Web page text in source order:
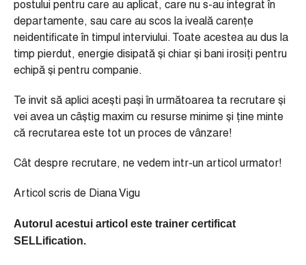
postului pentru care au aplicat, care nu s-au integrat în
departamente, sau care au scos la iveală carențe
neidentificate în timpul interviului. Toate acestea au dus la
timp pierdut, energie disipată și chiar și bani irosiți pentru
echipă și pentru companie.
Te invit să aplici acești pași în următoarea ta recrutare și
vei avea un câștig maxim cu resurse minime și ține minte
că recrutarea este tot un proces de vânzare!
Cât despre recrutare, ne vedem intr-un articol urmator!
Articol scris de Diana Vigu
Autorul acestui articol este trainer certificat
SELLification.